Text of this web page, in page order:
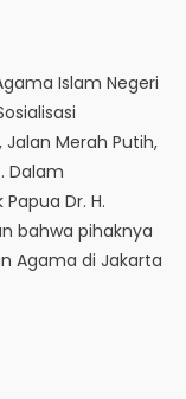
Islam Negeri
Merah Putih,
Dalam
Dr. H.
bahwa pihaknya
Agama di Jakarta